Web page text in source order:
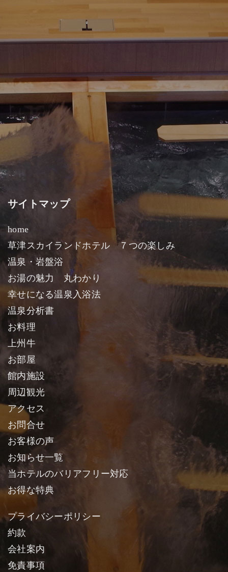
サイトマップ
home
草津スカイランドホテル ７つの楽しみ
温泉・岩盤浴
お湯の魅力 丸わかり
幸せになる温泉入浴法
温泉分析書
お料理
上州牛
お部屋
館内施設
周辺観光
アクセス
お問合せ
お客様の声
お知らせ一覧
当ホテルのバリアフリー対応
お得な特典
プライバシーポリシー
約款
会社案内
免責事項